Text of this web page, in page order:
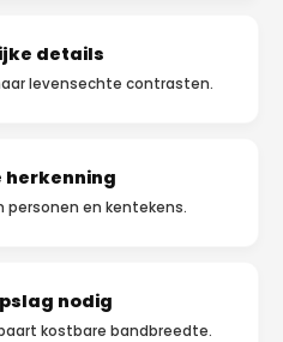
details
levensechte contrasten.
herkenning
personen en kentekens.
nodig
kostbare bandbreedte.